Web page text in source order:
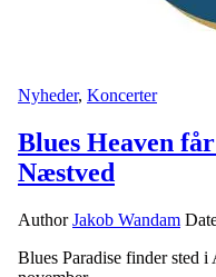
Nyheder, Koncerter
Blues Heaven
Næstved
AuthorJakob Wandam
Blues Paradise finder sted